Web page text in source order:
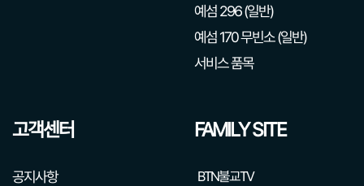
예섬 296 (일반)
예섬 170 무빈소 (일반)
서비스 품목
고객센터
공지사항
FAMILY SITE
BTN불교TV